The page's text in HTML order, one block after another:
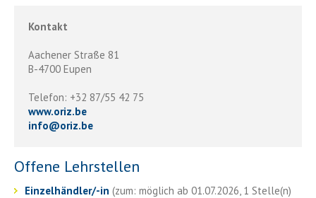
Kontakt
Aachener Straße 81
B-4700 Eupen
Telefon: +32 87/55 42 75
www.oriz.be
info@oriz.be
Offene Lehrstellen
Einzelhändler/-in (zum: möglich ab 01.07.2026, 1 Stelle(n)